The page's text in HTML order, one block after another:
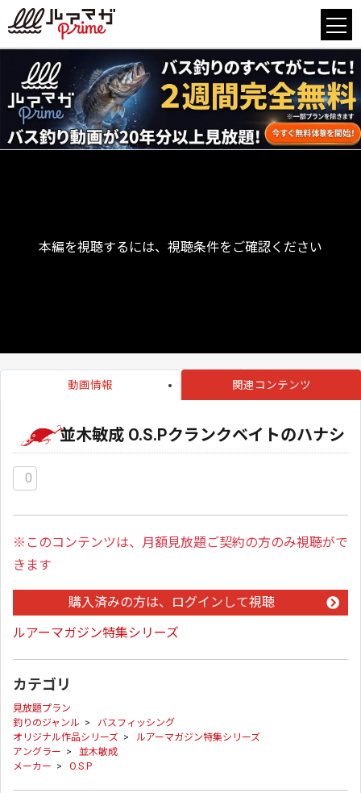
本編を視聴するには、視聴条件をご確認ください
動画情報 関連コンテンツ
並木敏成 O.S.Pクランクベイトのハナシ
0
※このコンテンツは、月額見放題ご契約の方のみ視聴がで
きます
購入済みの方は、ログインして視聴
ルアーマガジン特集シリーズ
カテゴリ
見放題プラン
釣りのジャンル > バスフィッシング
オリジナル作品シリーズ > ルアーマガジン特集シリーズ
アングラー > 並木敏成
メーカー > O.S.P